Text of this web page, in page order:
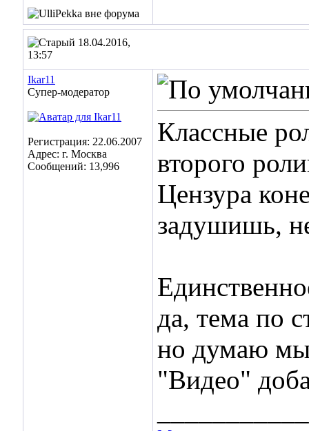
18.04.2016,
13:57
Ikar11
Супер-модератор
Регистрация: 22.06.2007
Адрес: г. Москва
Сообщений: 13,996
Классные
второго
Цензура
задушишь,
да, тема по
но думаю мы
"Видео"